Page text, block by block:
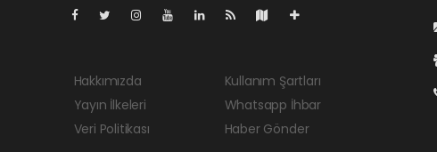
Hakkımızda
Yayın İlkeleri
Veri Politikası
Kullanım Şartları
Whatsapp İhbar
Haber Gönder